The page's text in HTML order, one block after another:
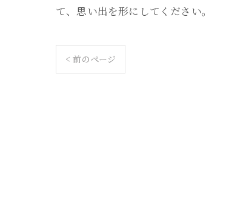
て、思い出を形にしてください。
< 前のページ